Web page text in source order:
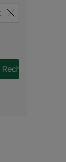
Rechercher